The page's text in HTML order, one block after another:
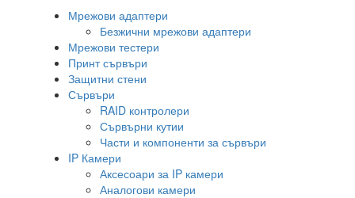
Мрежови адаптери
Безжични мрежови адаптери
Мрежови тестери
Принт сървъри
Защитни стени
Сървъри
RAID контролери
Сървърни кутии
Части и компоненти за сървъри
IP Камери
Аксесоари за IP камери
Аналогови камери